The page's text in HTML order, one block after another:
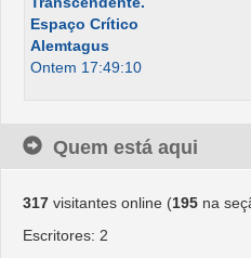
Espaço Crítico
Alemtagus
Ontem 17:49:10
Quem está aqui
317 visitantes online (195 na
Escritores: 2